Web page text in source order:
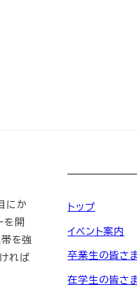
にか
を開
を強
れば
トップ
イベント案内
卒業生の皆さ
在学生の皆さ